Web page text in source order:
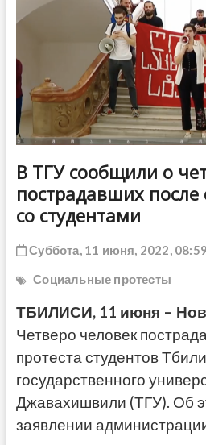
В ТГУ сообщили о
пострадавших после
со студентами
Суббота, 11 июня, 2022, 08:59
Социальные протесты
ТБИЛИСИ, 11 июня –
Четверо человек
протеста студентов
государственного
Джавахишвили (ТГУ). Об
заявлении